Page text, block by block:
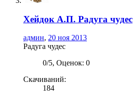
Хейдок А.П. Радуга чудес
админ, 20 ноя 2013
Радуга чудес
0/5, Оценок: 0
Скачиваний:
184